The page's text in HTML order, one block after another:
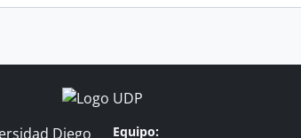
Diego Equipo: